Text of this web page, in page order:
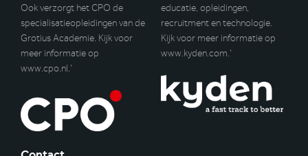
Ook verzorgt het CPO de
specialisatieopleidingen van de
Grotius Academie. Kijk voor
meer informatie op
www.cpo.nl.’
educatie, opleidingen,
recruitment en technologie.
Kijk voor meer informatie op
www.kyden.com.’